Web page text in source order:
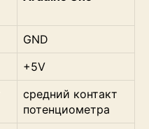
GND
+5V
средний контакт
потенциометра